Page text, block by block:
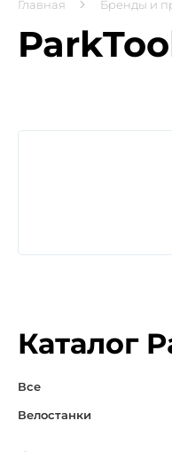
Главная Бренды и
Каталог
Все
Велостанки